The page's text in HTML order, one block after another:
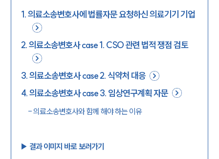
1.의료소송변호사에 법률자문 요청하신 의료기기 기업
2.의료소송변호사 case 1. CSO 관련 법적 쟁점 검토
3.의료소송변호사 case 2. 식약처 대응
4.의료소송변호사 case 3. 임상연구계획 자문
-의료소송변호사와 함께 해야 하는 이유
▶︎ 결과 이미지 바로 보러가기